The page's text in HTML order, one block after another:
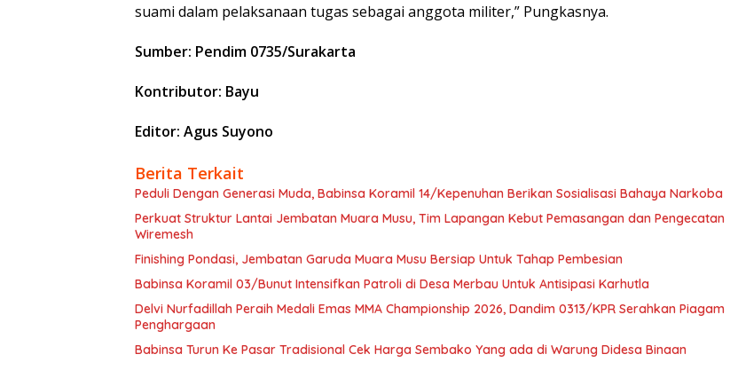
suami dalam pelaksanaan tugas sebagai anggota militer,” Pungkasnya.
Sumber: Pendim 0735/Surakarta
Kontributor: Bayu
Editor: Agus Suyono
Berita Terkait
Peduli Dengan Generasi Muda, Babinsa Koramil 14/Kepenuhan Berikan Sosialisasi Bahaya Narkoba
Perkuat Struktur Lantai Jembatan Muara Musu, Tim Lapangan Kebut Pemasangan dan Pengecatan
Wiremesh
Finishing Pondasi, Jembatan Garuda Muara Musu Bersiap Untuk Tahap Pembesian
Babinsa Koramil 03/Bunut Intensifkan Patroli di Desa Merbau Untuk Antisipasi Karhutla
Delvi Nurfadillah Peraih Medali Emas MMA Championship 2026, Dandim 0313/KPR Serahkan Piagam
Penghargaan
Babinsa Turun Ke Pasar Tradisional Cek Harga Sembako Yang ada di Warung Didesa Binaan